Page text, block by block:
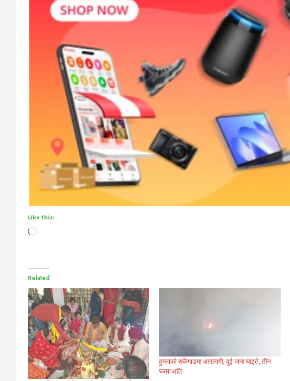
Like this:
Loading…
Related
हुम्लाकाे सर्केगाडमा आगलागी, दुई जना घाइते, तीन
घरमा क्षति